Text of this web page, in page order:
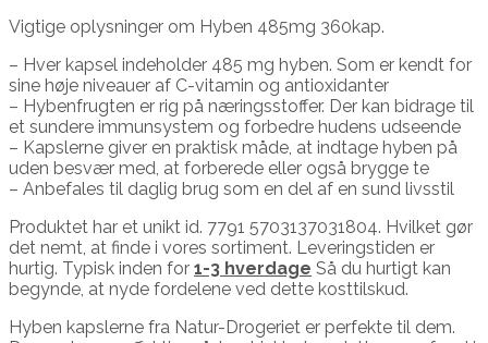
Vigtige oplysninger om Hyben 485mg 360kap.
– Hver kapsel indeholder 485 mg hyben. Som er kendt for
sine høje niveauer af C-vitamin og antioxidanter
– Hybenfrugten er rig på næringsstoffer. Der kan bidrage til
et sundere immunsystem og forbedre hudens udseende
– Kapslerne giver en praktisk måde, at indtage hyben på
uden besvær med, at forberede eller også brygge te
– Anbefales til daglig brug som en del af en sund livsstil
Produktet har et unikt id. 7791 5703137031804. Hvilket gør
det nemt, at finde i vores sortiment. Leveringstiden er
hurtig. Typisk inden for 1-3 hverdage Så du hurtigt kan
begynde, at nyde fordelene ved dette kosttilskud.
Hyben kapslerne fra Natur-Drogeriet er perfekte til dem.